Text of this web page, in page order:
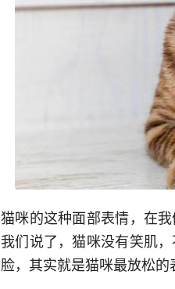
猫咪的这种面部表情，在
我们说了，猫咪没有笑肌
脸，其实就是猫咪最放松的